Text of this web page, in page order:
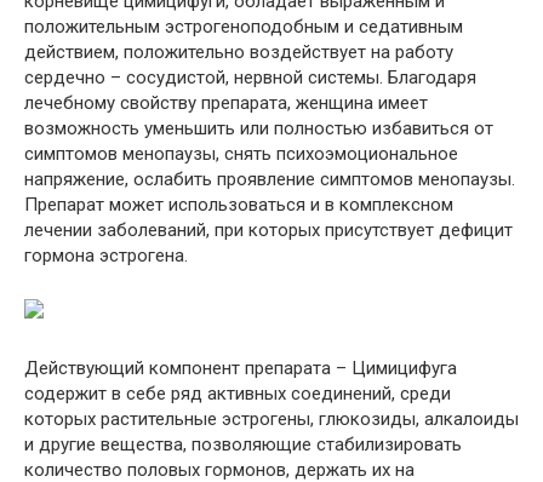
положительным эстрогеноподобным и седативным
действием, положительно воздействует на работу
сердечно – сосудистой, нервной системы. Благодаря
лечебному свойству препарата, женщина имеет
возможность уменьшить или полностью избавиться от
симптомов менопаузы, снять психоэмоциональное
напряжение, ослабить проявление симптомов менопаузы.
Препарат может использоваться и в комплексном
лечении заболеваний, при которых присутствует дефицит
гормона эстрогена.
Действующий компонент препарата – Цимицифуга
содержит в себе ряд активных соединений, среди
которых растительные эстрогены, глюкозиды, алкалоиды
и другие вещества, позволяющие стабилизировать
количество половых гормонов, держать их на